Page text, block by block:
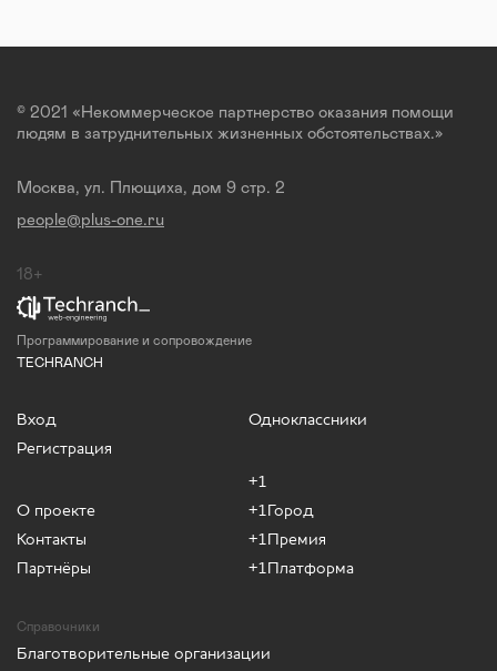
© 2021 «Некоммерческое партнерство оказания помощи
людям в затруднительных жизненных обстоятельствах.»
Москва, ул. Плющиха, дом 9 стр. 2
people@plus-one.ru
18+
Программирование и сопровождение
TECHRANCH
Вход
Регистрация
О проекте
Контакты
Партнёры
Одноклассники
+1
+1Город
+1Премия
+1Платформа
Справочники
Благотворительные организации